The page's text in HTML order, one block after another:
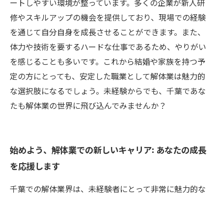
ートしやすい環境が整っています。多くの企業が新人研
修やスキルアップの機会を提供しており、現場での経験
を通じて自分自身を成長させることができます。また、
体力や技術を要するハードな仕事であるため、やりがい
を感じることも多いです。これから結婚や家族を持つ予
定の方にとっても、安定した職業として解体業は魅力的
な選択肢になるでしょう。未経験からでも、千葉であな
たも解体業の世界に飛び込んでみませんか？
始めよう、解体業での新しいキャリア: あなたの成長
を応援します
千葉での解体業界は、未経験者にとって非常に魅力的な